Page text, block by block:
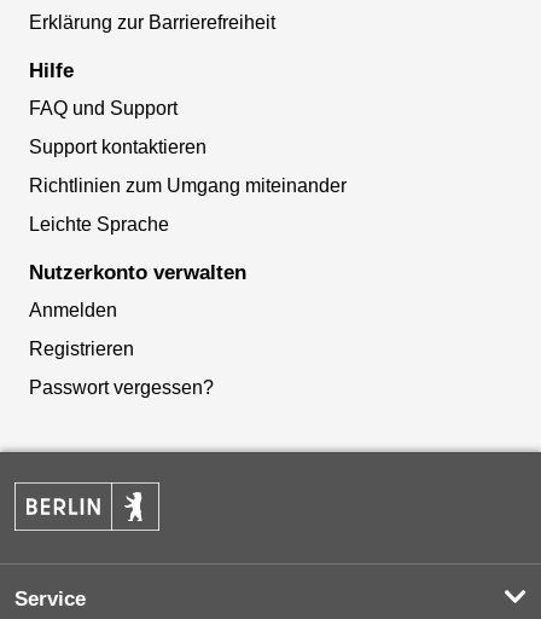
Erklärung zur Barrierefreiheit
Hilfe
FAQ und Support
Support kontaktieren
Richtlinien zum Umgang miteinander
Leichte Sprache
Nutzerkonto verwalten
Anmelden
Registrieren
Passwort vergessen?
Service